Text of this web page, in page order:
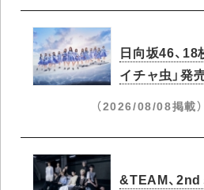
日向坂46、18
イチャ虫」発
（2026/08/08掲載）
&TEAM、2nd